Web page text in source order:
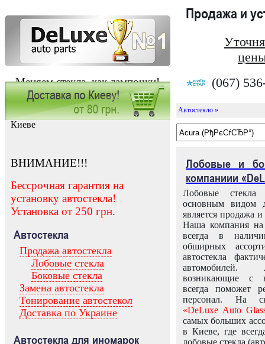
Меняем стекла, как лампочки!
Продажа и
(067)
Заказать установку автостекла в
Киеве
ВНИМАНИЕ!!!
Бессрочная гарантия на
установку автостекла!
Установка от 250 грн.
Автостекла
Продажа автостекла
Лобовые стекла
Боковые стекла
Замена автостекла
Тонирование автостекол
Доставка по Украине
Автостекла для иномарок
Автостекло »
Лобовые и
компаниии
Лобовые
основным видом
является продажа и
Наша компания на
всегда в
обширных
автостекла
возникающие с
всегда поможет
персонал. На
«DeLuxe Auto
самых больших
в Киеве, где
лобовые стекла